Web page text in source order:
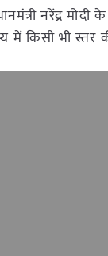
नरेंद्र
में किसी भी स्तर